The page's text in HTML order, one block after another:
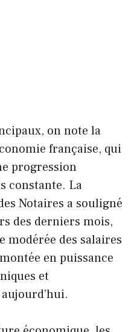
on note la
française, qui
progression
constante. La
Notaires a souligné
des derniers mois,
modérée des salaires
en puissance
et